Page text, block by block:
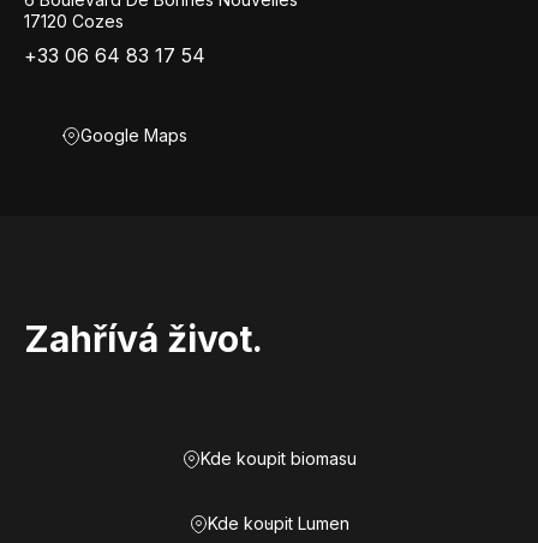
17120 Cozes
+33 06 64 83 17 54
Google Maps
Zahřívá život.
Kde koupit biomasu
Kde koupit Lumen